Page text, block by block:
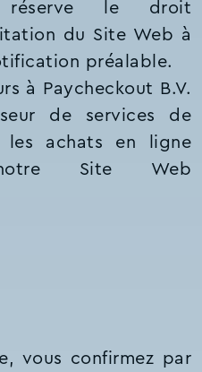
réserve le droit
du Site Web à
préalable.
à Paycheckout B.V.
de services de
les achats en ligne
Site Web
vous confirmez par